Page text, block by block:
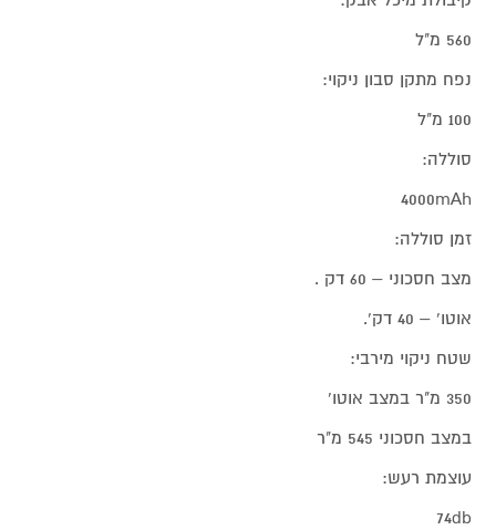
560 מ"ל
נפח מתקן סבון ניקוי:
100 מ"ל
סוללה:
4000mAh
זמן סוללה:
מצב חסכוני – 60 דק .
אוטו' – 40 דק'.
שטח ניקוי מירבי:
350 מ"ר במצב אוטו'
במצב חסכוני 545 מ"ר
עוצמת רעש:
74db